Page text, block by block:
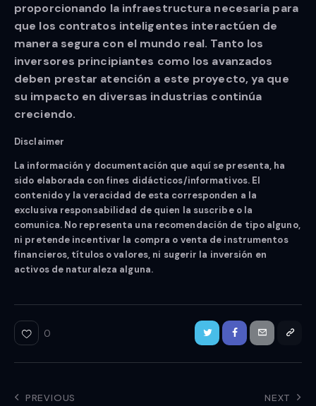
proporcionando la infraestructura necesaria para
que los contratos inteligentes interactúen de
manera segura con el mundo real. Tanto los
inversores principiantes como los avanzados
deben prestar atención a este proyecto, ya que
su impacto en diversas industrias continúa
creciendo.
Disclaimer
La información y documentación que aquí se presenta, ha
sido elaborada con fines didácticos/informativos. El
contenido y la veracidad de esta corresponden a la
exclusiva responsabilidad de quien la suscribe o la
comunica. No representa una recomendación de tipo alguno,
ni pretende incentivar la compra o venta de instrumentos
financieros, títulos o valores, ni sugerir la inversión en
activos de naturaleza alguna.
0
PREVIOUS NEXT